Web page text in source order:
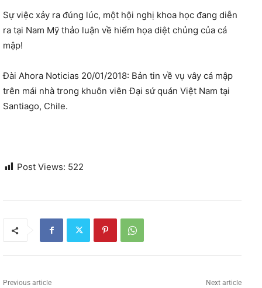
Sự việc xảy ra đúng lúc, một hội nghị khoa học đang diễn
ra tại Nam Mỹ thảo luận về hiểm họa diệt chủng của cá
mập!
Đài Ahora Noticias 20/01/2018: Bản tin về vụ vây cá mập
trên mái nhà trong khuôn viên Đại sứ quán Việt Nam tại
Santiago, Chile.
Post Views: 522
Previous article Next article